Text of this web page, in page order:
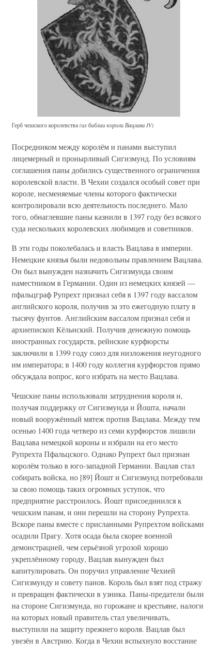
Герб чешского королевства(из библии короли Вацлава IV)
Посредником между королём и панами выступил
лицемерный и пронырливый Сигизмунд. По условиям
соглашения паны добились существенного ограничения
королевской власти. В Чехии создался особый совет при
короле, несменяемые члены которого фактически
контролировали всю деятельность последнего. Мало
того, обнаглевшие паны казнили в 1397 году без всякого
суда нескольких королевских любимцев и советников.
В эти годы поколебалась и власть Вацлава в империи.
Немецкие князья были недовольны правлением Вацлава.
Он был вынужден назначить Сигизмунда своим
наместником в Германии. Один из немецких князей —
пфальцграф Рупрехт признал себя в 1397 году вассалом
английского короля, получив за это ежегодную плату в
тысячу фунтов. Английским вассалом признал себя и
архиепископ Кёльнский. Получив денежную помощь
иностранных государств, рейнские курфюрсты
заключили в 1399 году союз для низложения неугодного
им императора; в 1400 году коллегия курфюрстов прямо
обсуждала вопрос, кого избрать на место Вацлава.
Чешские паны использовали затруднения короля и,
получая поддержку от Сигизмунда и Йошта, начали
новый вооружённый мятеж против Вацлава. Между тем
осенью 1400 года четверо из семи курфюрстов лишили
Вацлава немецкой короны и избрали на его место
Рупрехта Пфальцского. Однако Рупрехт был признан
королём только в юго-западной Германии. Вацлав стал
собирать войска, но [89] Йошт и Сигизмунд потребовали
за свою помощь таких огромных уступок, что
предприятие расстроилось. Йошт присоединился к
чешским панам, и они перешли на сторону Рупрехта.
Вскоре паны вместе с присланными Рупрехтом войсками
осадили Прагу. Хотя осада была скорее военной
демонстрацией, чем серьёзной угрозой хорошо
укреплённому городу, Вацлав вынужден был
капитулировать. Он поручил управление Чехией
Сигизмунду и совету панов. Король был взят под стражу
и превращен фактически в узника. Паны-предатели были
на стороне Сигизмунда, но горожане и крестьяне, налоги
на которых новый правитель стал увеличивать,
выступили на защиту прежнего короля. Вацлав был
увезён в Австрию. Когда в Чехии вспыхнуло восстание